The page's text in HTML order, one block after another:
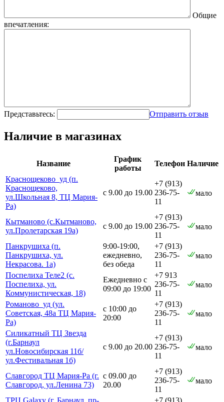
Общие
впечатления:
Представьтесь: Отправить отзыв
Наличие в магазинах
Название
График
работы
Телефон Наличие
Краснощеково_уд (п.
Краснощеково,
ул.Школьная 8, ТЦ Мария-
Ра)
с 9.00 до 19.00
+7 (913)
236-75-
11
мало
Кытманово (с.Кытманово,
ул.Пролетарская 19а)
с 9.00 до 19.00
+7 (913)
236-75-
11
мало
Панкрушиха (п.
Панкрушиха, ул.
Некрасова. 1а)
9:00-19:00,
ежедневно,
без обеда
+7 (913)
236-75-
11
мало
Поспелиха Теле2 (с.
Поспелиха, ул.
Коммунистическая, 18)
Ежедневно с
09:00 до 19:00
+7 913
236-75-
11
мало
Романово_уд (ул.
Советская, 48а ТЦ Мария-
Ра)
с 10:00 до
20:00
+7 (913)
236-75-
11
мало
Силикатный ТЦ Звезда
(г.Барнаул
ул.Новосибирская 11б/
ул.Фестивальная 1б)
с 9.00 до 20.00
+7 (913)
236-75-
11
мало
Славгород ТЦ Мария-Ра (г.
Славгород, ул.Ленина 73)
с 09.00 до
20.00
+7 (913)
236-75-
11
мало